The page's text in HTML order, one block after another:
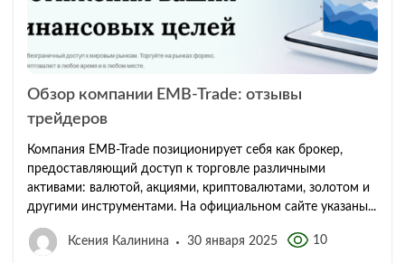
Обзор компании EMB-Trade: отзывы
трейдеров
Компания EMB-Trade позиционирует себя как брокер,
предоставляющий доступ к торговле различными
активами: валютой, акциями, криптовалютами, золотом и
другими инструментами. На официальном сайте указаны...
Ксения Калинина 30 января 2025 10